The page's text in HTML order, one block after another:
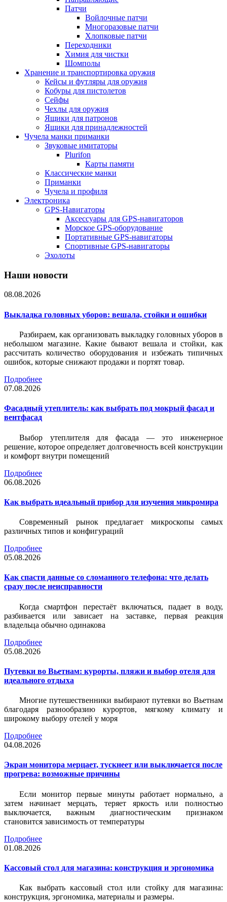
Патчи
Войлочные патчи
Многоразовые патчи
Хлопковые патчи
Переходники
Химия для чистки
Шомполы
Хранение и транспортировка оружия
Кейсы и футляры для оружия
Кобуры для пистолетов
Сейфы
Чехлы для оружия
Ящики для патронов
Ящики для принадлежностей
Чучела манки приманки
Звуковые имитаторы
Plurifon
Карты памяти
Классические манки
Приманки
Чучела и профиля
Электроника
GPS-Навигаторы
Аксессуары для GPS-навигаторов
Морское GPS-оборудование
Портативные GPS-навигаторы
Спортивные GPS-навигаторы
Эхолоты
Наши новости
08.08.2026
Выкладка головных уборов: вешала, стойки и ошибки
Разбираем, как организовать выкладку головных уборов в
небольшом магазине. Какие бывают вешала и стойки, как
рассчитать количество оборудования и избежать типичных
ошибок, которые снижают продажи и портят товар.
Подробнее
07.08.2026
Фасадный утеплитель: как выбрать под мокрый фасад и
вентфасад
Выбор утеплителя для фасада — это инженерное
решение, которое определяет долговечность всей конструкции
и комфорт внутри помещений
Подробнее
06.08.2026
Как выбрать идеальный прибор для изучения микромира
Современный рынок предлагает микроскопы самых
различных типов и конфигураций
Подробнее
05.08.2026
Как спасти данные со сломанного телефона: что делать
сразу после неисправности
Когда смартфон перестаёт включаться, падает в воду,
разбивается или зависает на заставке, первая реакция
владельца обычно одинакова
Подробнее
05.08.2026
Путевки во Вьетнам: курорты, пляжи и выбор отеля для
идеального отдыха
Многие путешественники выбирают путевки во Вьетнам
благодаря разнообразию курортов, мягкому климату и
широкому выбору отелей у моря
Подробнее
04.08.2026
Экран монитора мерцает, тускнеет или выключается после
прогрева: возможные причины
Если монитор первые минуты работает нормально, а
затем начинает мерцать, теряет яркость или полностью
выключается, важным диагностическим признаком
становится зависимость от температуры
Подробнее
01.08.2026
Кассовый стол для магазина: конструкция и эргономика
Как выбрать кассовый стол или стойку для магазина:
конструкция, эргономика, материалы и размеры.